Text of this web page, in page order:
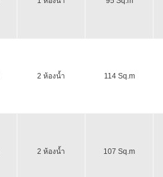
2 ห้องน้ำ 114 Sq.m
2 ห้องน้ำ 107 Sq.m